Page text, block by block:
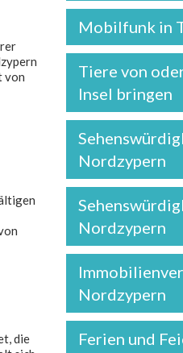
von
die
Mobilfunk in
Tiere von
Insel bringen
Nordzypern
Nordzypern
Nordzypern
Ferien und